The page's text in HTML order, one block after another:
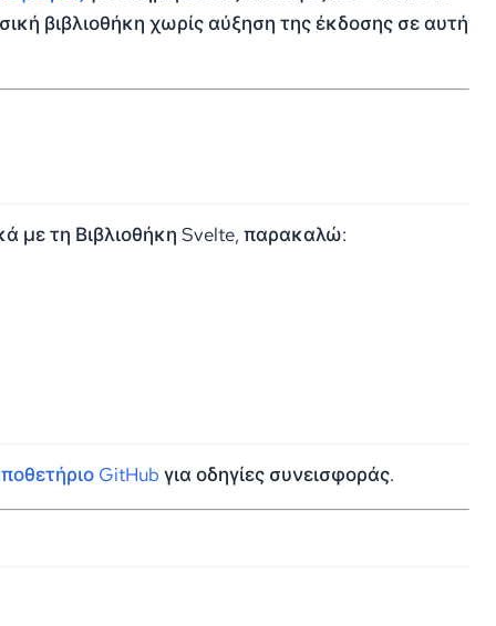
βιβλιοθήκη χωρίς αύξηση της έκδοσης σε αυτή
με τη Βιβλιοθήκη Svelte, παρακαλώ:
GitHub για οδηγίες συνεισφοράς.